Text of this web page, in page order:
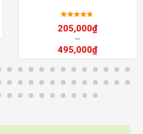
hạng5 sao
205,000₫
–
495,000₫